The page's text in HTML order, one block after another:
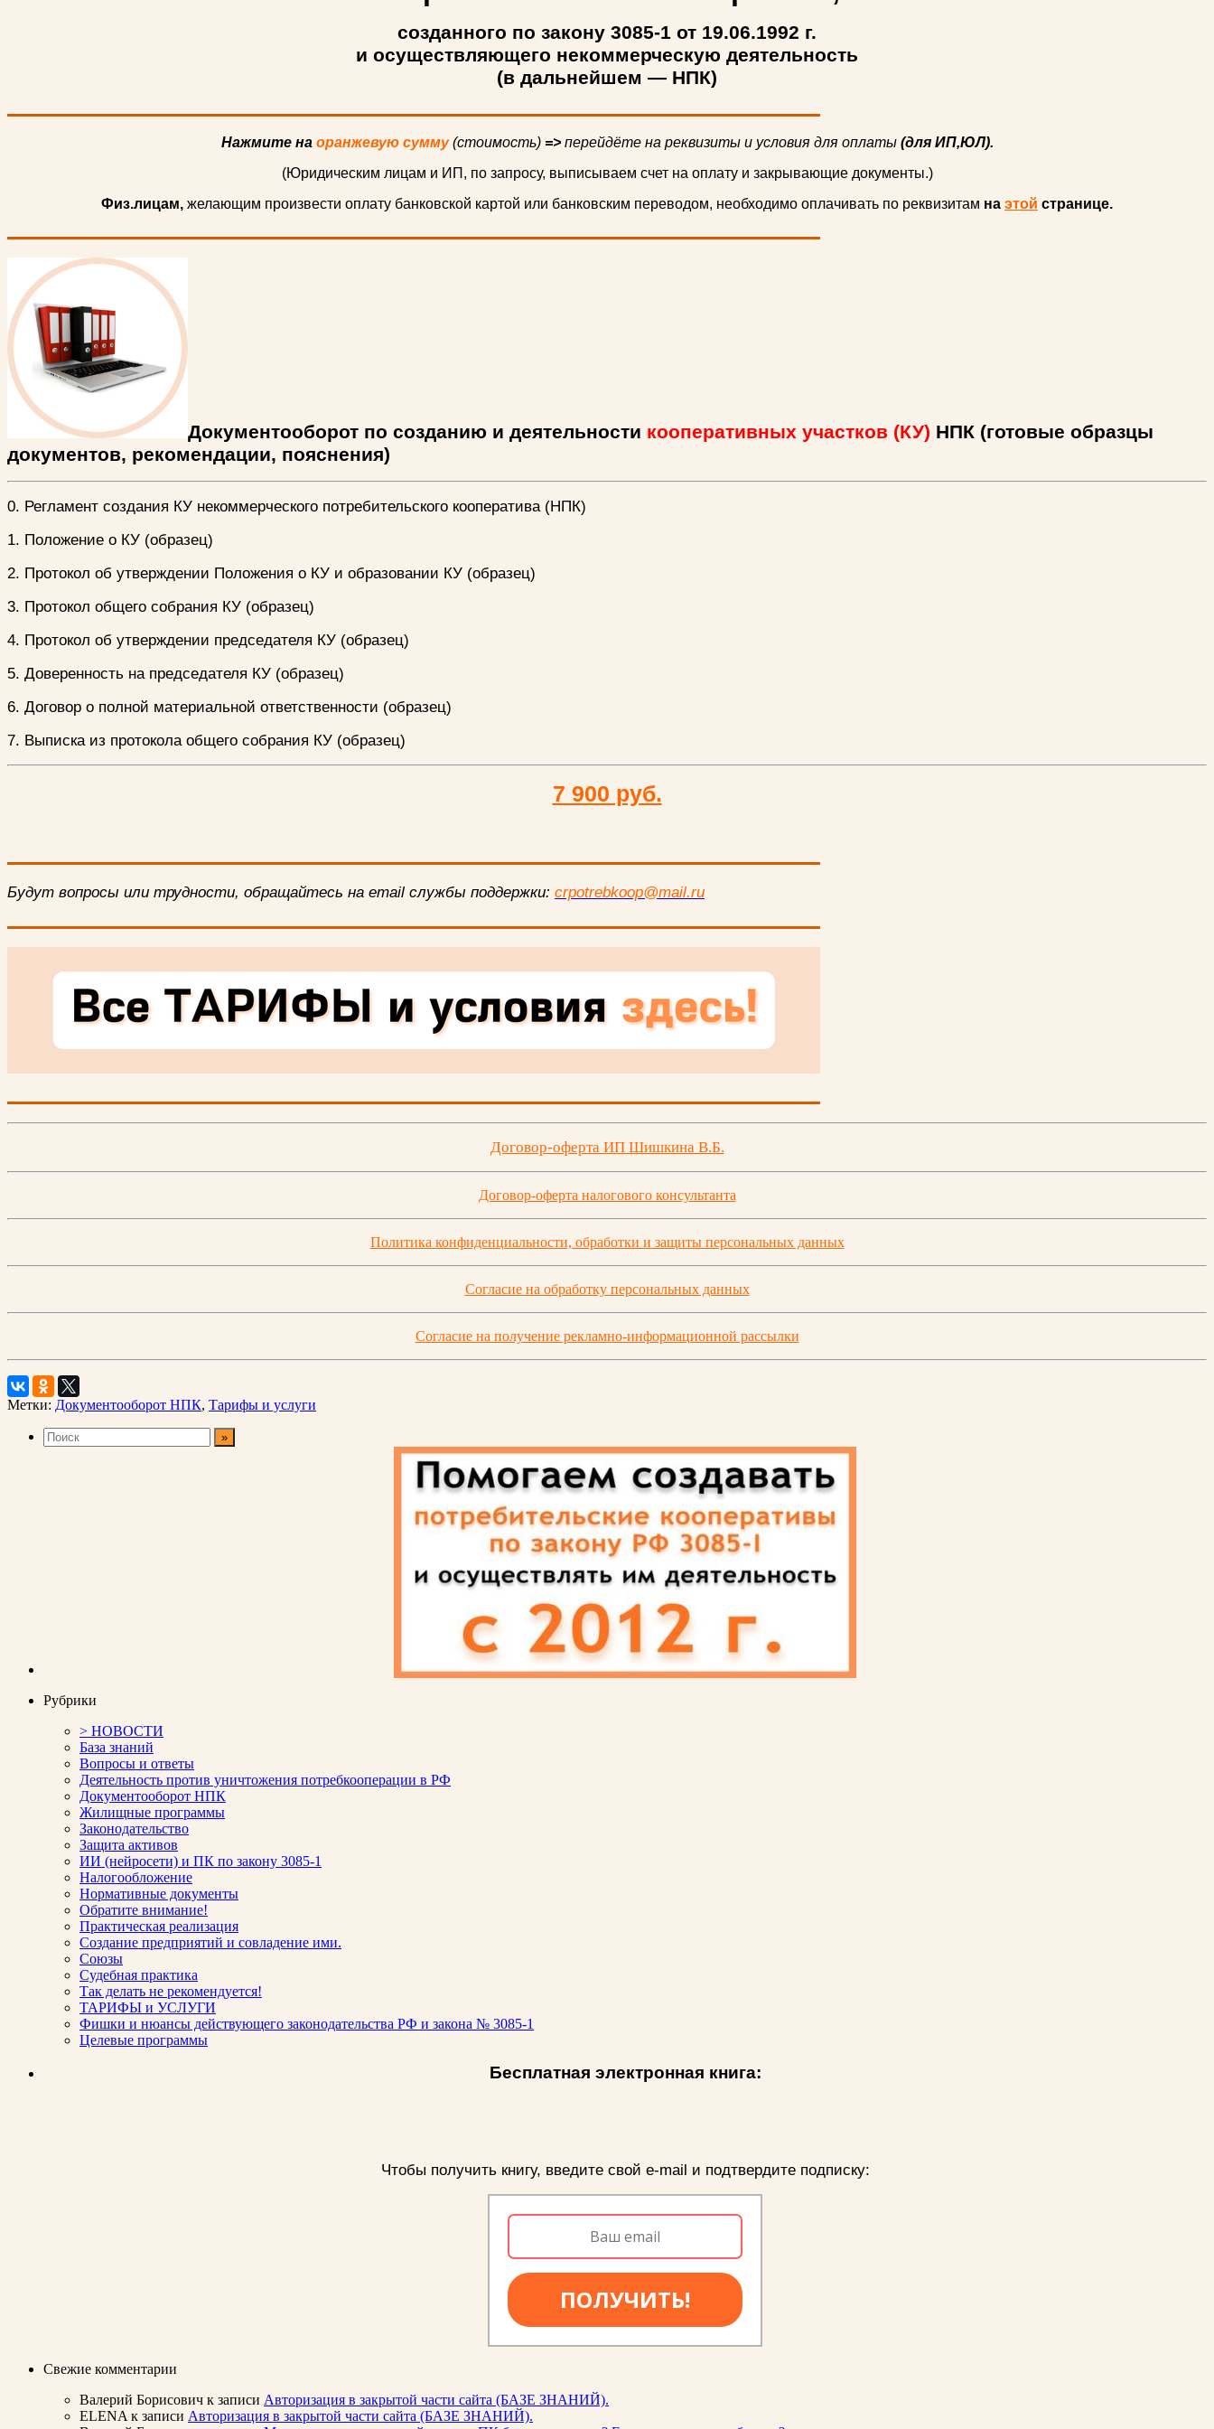
созданного по закону 3085-1 от 19.06.1992 г.
и осуществляющего некоммерческую деятельность
(в дальнейшем — НПК)
Нажмите на оранжевую сумму (стоимость)=> перейдёте на реквизиты и условия для оплаты (для ИП,ЮЛ).
(Юридическим лицам и ИП, по запросу, выписываем счет на оплату и закрывающие документы.)
Физ.лицам, желающим произвести оплату банковской картой или банковским переводом, необходимо оплачивать по реквизитам на этой странице.
Документооборот по созданию и деятельности кооперативных участков (КУ) НПК (готовые образцы
документов, рекомендации, пояснения)
0. Регламент создания КУ некоммерческого потребительского кооператива (НПК)
1. Положение о КУ (образец)
2. Протокол об утверждении Положения о КУ и образовании КУ (образец)
3. Протокол общего собрания КУ (образец)
4. Протокол об утверждении председателя КУ (образец)
5. Доверенность на председателя КУ (образец)
6. Договор о полной материальной ответственности (образец)
7. Выписка из протокола общего собрания КУ (образец)
7 900 руб.
Будут вопросы или трудности, обращайтесь на email службы поддержки: crpotrebkoop@mail.ru
Договор-оферта ИП Шишкина В.Б.
Договор-оферта налогового консультанта
Политика конфиденциальности, обработки и защиты персональных данных
Согласие на обработку персональных данных
Согласие на получение рекламно-информационной рассылки
Метки: Документооборот НПК, Тарифы и услуги
Рубрики
> НОВОСТИ
База знаний
Вопросы и ответы
Деятельность против уничтожения потребкооперации в РФ
Документооборот НПК
Жилищные программы
Законодательство
Защита активов
ИИ (нейросети) и ПК по закону 3085-1
Налогообложение
Нормативные документы
Обратите внимание!
Практическая реализация
Создание предприятий и совладение ими.
Союзы
Судебная практика
Так делать не рекомендуется!
ТАРИФЫ и УСЛУГИ
Фишки и нюансы действующего законодательства РФ и закона № 3085-1
Целевые программы
Бесплатная электронная книга:
Чтобы получить книгу, введите свой e-mail и подтвердите подписку:
ПОЛУЧИТЬ!
Свежие комментарии
Валерий Борисович к записи Авторизация в закрытой части сайта (БАЗЕ ЗНАНИЙ).
ELENA к записи Авторизация в закрытой части сайта (БАЗЕ ЗНАНИЙ).